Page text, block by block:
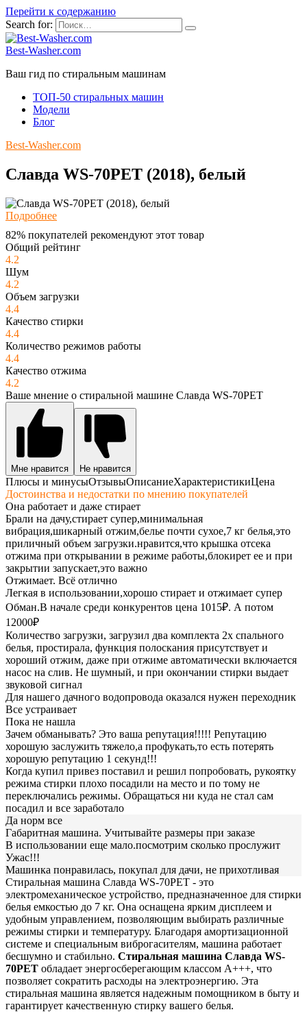
Перейти к содержанию
Search for:
Best-Washer.com
Ваш гид по стиральным машинам
ТОП-50 стиральных машин
Модели
Блог
Best-Washer.com
Славда WS-70PET (2018), белый
Подробнее
82% покупателей рекомендуют этот товар
Общий рейтинг
4.2
Шум
4.2
Объем загрузки
4.4
Качество стирки
4.4
Количество режимов работы
4.4
Качество отжима
4.2
Ваше мнение о стиральной машине Славда WS-70PET
Мне нравится Не нравится
Плюсы и минусыОтзывыОписаниеХарактеристикиЦена
Достоинства и недостатки по мнению покупателей
Она работает и даже стирает
Брали на дачу,стирает супер,минимальная
вибрация,шикарный отжим,белье почти сухое,7 кг белья,это
приличный объем загрузки.нравится,что крышка отсека
отжима при открывании в режиме работы,блокирет ее и при
закрытии запускает,это важно
Отжимает. Всё отлично
Легкая в использовании,хорошо стирает и отжимает супер
Обман.В начале среди конкурентов цена 1015₽. А потом
12000₽
Количество загрузки, загрузил два комплекта 2х спального
белья, простирала, функция полоскания присутствует и
хороший отжим, даже при отжиме автоматически включается
насос на слив. Не шумный, и при окончании стирки выдает
звуковой сигнал
Для нашего дачного водопровода оказался нужен переходник
Все устраивает
Пока не нашла
Зачем обманывать? Это ваша репутация!!!!! Репутацию
хорошую заслужить тяжело,а профукать,то есть потерять
хорошую репутацию 1 секунд!!!
Когда купил привез поставил и решил попробовать, рукоятку
режима стирки плохо посадили на место и по тому не
переключались режимы. Обращаться ни куда не стал сам
посадил и все заработало
Да норм все
Габаритная машина. Учитывайте размеры при заказе
В использовании еще мало.посмотрим сколько прослужит
Ужас!!!
Машинка понравилась, покупал для дачи, не прихотливая
Стиральная машина Славда WS-70PET - это
электромеханическое устройство, предназначенное для стирки
белья емкостью до 7 кг. Она оснащена ярким дисплеем и
удобным управлением, позволяющим выбирать различные
режимы стирки и температуру. Благодаря амортизационной
системе и специальным виброгасителям, машина работает
бесшумно и стабильно. Стиральная машина Славда WS-
70PET обладает энергосберегающим классом А+++, что
позволяет сократить расходы на электроэнергию. Эта
стиральная машина является надежным помощником в быту и
гарантирует качественную стирку вашего белья.